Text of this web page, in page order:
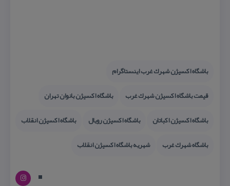
باشگاه اكسیژن شهرك غرب اینستاگرام
قیمت باشگاه اكسیژن شهرك غرب
باشگاه اكسیژن بانوان تهران
باشگاه اكسیژن اكباتان
باشگاه اكسیژن رویال
باشگاه اكسیژن انقلاب
باشگاه شهرك غرب
شهریه باشگاه اكسیژن انقلاب